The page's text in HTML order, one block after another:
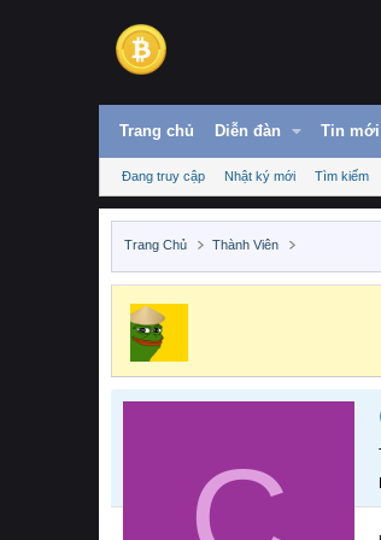
Trang chủ Diễn đàn Tin mới
Đang truy cập Nhật ký mới Tìm kiếm
Trang Chủ Thành Viên